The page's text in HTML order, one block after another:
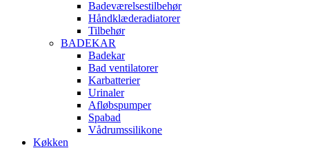
Badeværelsestilbehør
Håndklæderadiatorer
Tilbehør
BADEKAR
Badekar
Bad ventilatorer
Karbatterier
Urinaler
Afløbspumper
Spabad
Vådrumssilikone
Køkken